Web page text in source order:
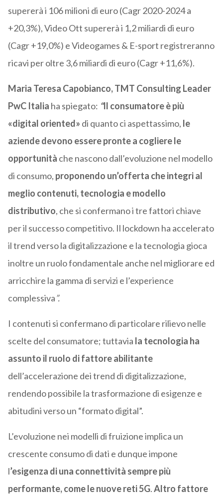
supererà i 106 milioni di euro (Cagr 2020-2024 a
+20,3%), Video Ott supererà i 1,2 miliardi di euro
(Cagr +19,0%) e Videogames & E-sport registreranno
ricavi per oltre 3,6 miliardi di euro (Cagr +11,6%).
Maria Teresa Capobianco, TMT Consulting Leader
PwC Italia ha spiegato: “Il consumatore è più
«digital oriented» di quanto ci aspettassimo, le
aziende devono essere pronte a cogliere le
opportunità che nascono dall’evoluzione nel modello
di consumo, proponendo un’offerta che integri al
meglio contenuti, tecnologia e modello
distributivo, che si confermano i tre fattori chiave
per il successo competitivo. Il lockdown ha accelerato
il trend verso la digitalizzazione e la tecnologia gioca
inoltre un ruolo fondamentale anche nel migliorare ed
arricchire la gamma di servizi e l’experience
complessiva”.
I contenuti si confermano di particolare rilievo nelle
scelte del consumatore; tuttavia la tecnologia ha
assunto il ruolo di fattore abilitante
dell’accelerazione dei trend di digitalizzazione,
rendendo possibile la trasformazione di esigenze e
abitudini verso un “formato digital”.
L’evoluzione nei modelli di fruizione implica un
crescente consumo di dati e dunque impone
l’esigenza di una connettività sempre più
performante, come le nuove reti 5G.Altro fattore